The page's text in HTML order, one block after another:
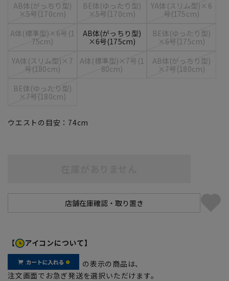
AB体(がっちり型)
×5号(170cm)
BE体(ゆったり型)
×5号(170cm)
YA体(スリム型)×6
号(175cm)
A体(標準型)×6号(1
75cm)
AB体(がっちり型)
×6号(175cm)
BE体(ゆったり型)
×6号(175cm)
YA体(スリム型)×7
号(180cm)
A体(標準型)×7号(1
80cm)
AB体(がっちり型)
×7号(180cm)
BE体(ゆったり型)
×7号(180cm)
ウエストの目安： 74cm
【 アイコンについて】
の表示の商品は、
注文画面でお急ぎ発送を選択いただけます。